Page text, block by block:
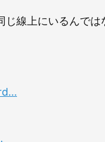
線上にいるんで